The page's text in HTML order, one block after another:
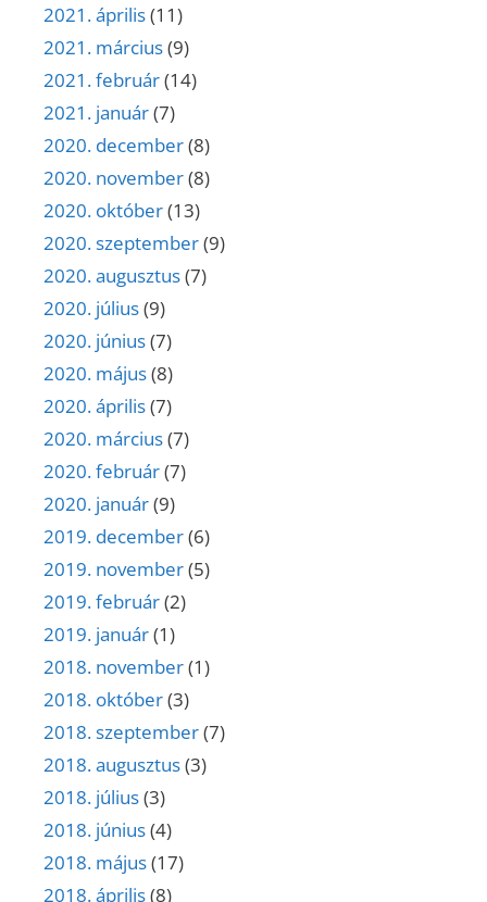
2021. április(11)
2021. március(9)
2021. február(14)
2021. január(7)
2020. december(8)
2020. november(8)
2020. október(13)
2020. szeptember(9)
2020. augusztus(7)
2020. július(9)
2020. június(7)
2020. május(8)
2020. április(7)
2020. március(7)
2020. február(7)
2020. január(9)
2019. december(6)
2019. november(5)
2019. február(2)
2019. január(1)
2018. november(1)
2018. október(3)
2018. szeptember(7)
2018. augusztus(3)
2018. július(3)
2018. június(4)
2018. május(17)
2018. április(8)